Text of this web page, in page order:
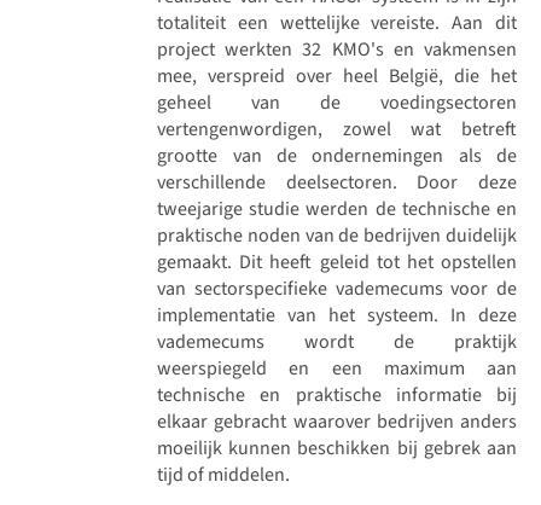
totaliteit een wettelijke vereiste. Aan dit
project werkten 32 KMO's en vakmensen
mee, verspreid over heel België, die het
geheel van de voedingsectoren
vertengenwordigen, zowel wat betreft
grootte van de ondernemingen als de
verschillende deelsectoren. Door deze
tweejarige studie werden de technische en
praktische noden van de bedrijven duidelijk
gemaakt. Dit heeft geleid tot het opstellen
van sectorspecifieke vademecums voor de
implementatie van het systeem. In deze
vademecums wordt de praktijk
weerspiegeld en een maximum aan
technische en praktische informatie bij
elkaar gebracht waarover bedrijven anders
moeilijk kunnen beschikken bij gebrek aan
tijd of middelen.